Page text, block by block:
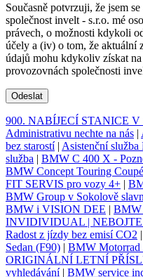
Současně potvrzuji, že jsem
společnost invelt - s.r.o. mé
právech, o možnosti kdykoli
účely a (iv) o tom, že aktuální
údajů mohu kdykoliv získat
provozovnách společnosti
Odeslat
900. NABÍJECÍ STANICE
Administrativu nechte na nás |
bez starostí| Asistenční
služba | BMW C 400 X -
BMW Concept Touring Coupé
FIT SERVIS pro vozy 4+ |
BMW Group v Sokolově
BMW i VISION DEE | BMW
INVIDIVIDUAL |
Radost z jízdy bez emisí CO2 |
Sedan (F90) | BMW Motorrad
ORIGINÁLNÍ LETNÍ
vyhledávání| BMW service